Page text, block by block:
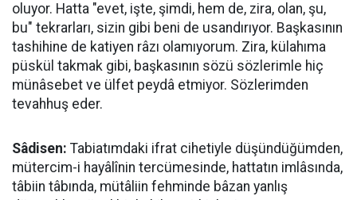
oluyor. Hatta "evet, işte, şimdi, hem de, zira, olan, şu,
bu" tekrarları, sizin gibi beni de usandırıyor. Başkasının
tashihine de katiyen râzı olamıyorum. Zira, külahıma
püskül takmak gibi, başkasının sözü sözlerimle hiç
münâsebet ve ülfet peydâ etmiyor. Sözlerimden
tevahhuş eder.
Sâdisen: Tabiatımdaki ifrat cihetiyle düşündüğümden,
mütercim-i hayâlînin tercümesinde, hattatın imlâsında,
tâbiin tâbında, mütâliin fehminde bâzan yanlış